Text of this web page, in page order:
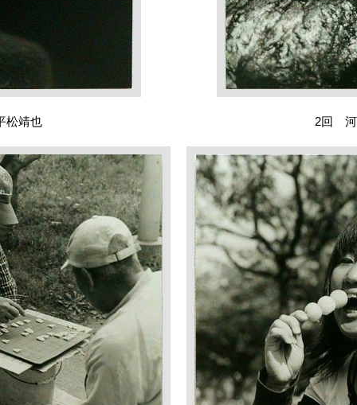
靖也 2回 河